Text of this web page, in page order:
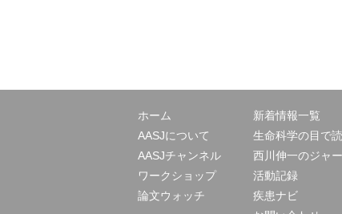
ホーム
AASJについて
AASJチャンネル
ワークショップ
論文ウォッチ
新着情報一覧
生命科学の目で
西川伸一のジャ
活動記録
疾患ナビ